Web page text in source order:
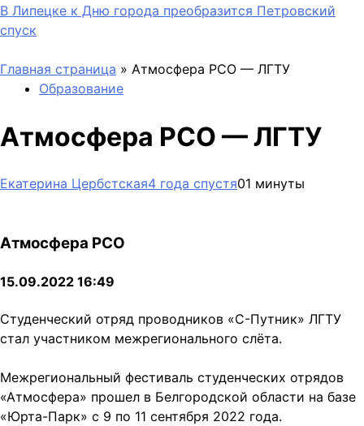
В Липецке к Дню города преобразится Петровский
спуск
Главная страница » Атмосфера РСО — ЛГТУ
Образование
Атмосфера РСО — ЛГТУ
Екатерина Цербстская4 года спустя01 минуты
Атмосфера РСО
15.09.2022 16:49
Студенческий отряд проводников «С-Путник» ЛГТУ
стал участником межрегионального слёта.
Межрегиональный фестиваль студенческих отрядов
«Атмосфера» прошел в Белгородской области на базе
«Юрта-Парк» с 9 по 11 сентября 2022 года.